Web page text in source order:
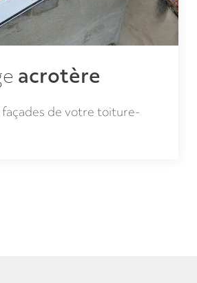
acrotère
façades de votre toiture-